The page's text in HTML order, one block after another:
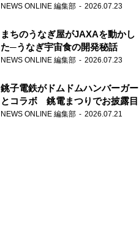
が香り高すぎる
NEWS ONLINE 編集部 2026.07.23
まちのうなぎ屋がJAXAを動かし
た─うなぎ宇宙食の開発秘話
NEWS ONLINE 編集部 2026.07.23
銚子電鉄がドムドムハンバーガー
とコラボ 銚電まつりでお披露目
NEWS ONLINE 編集部 2026.07.21